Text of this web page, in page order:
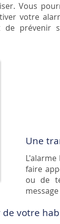
Vous
votre
de prévenir
Une
faire
ou de
de votre